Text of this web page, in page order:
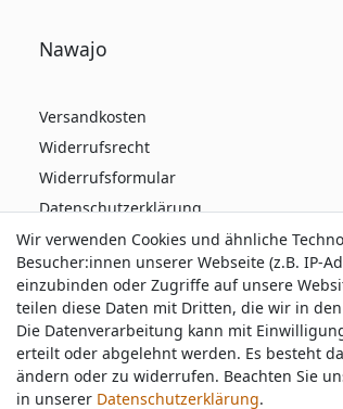
Nawajo
Versandkosten
Widerrufsrecht
Widerrufsformular
Datenschutzerklärung
AGB
Impressum
Durchschnittliche
Wir verwenden Cookies und ähnliche
Besucher:innen unserer Webseite (z.B. IP-
einzubinden oder Zugriffe auf unsere
teilen diese Daten mit Dritten, die wir in
Die Datenverarbeitung kann mit
erteilt oder abgelehnt werden. Es besteht
ändern oder zu widerrufen. Beachten Sie
in unserer Daten­schutz­erklärung.
Wir verwenden Cookies und ähnliche
Besucher:innen unserer Webseite (z.B. IP-
einzubinden oder Zugriffe auf unsere
teilen diese Daten mit Dritten, die wir in
Die Datenverarbeitung kann mit
erteilt oder abgelehnt werden. Es besteht
ändern oder zu widerrufen. Beachten Sie
in unserer Daten­schutz­erklärung.